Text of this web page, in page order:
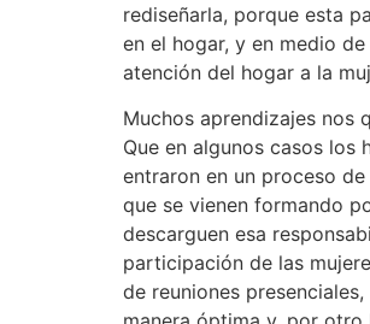
rediseñarla, porque esta
en el hogar, y en medio
atención del hogar a la
Muchos aprendizajes nos
Que en algunos casos
entraron en un proceso
que se vienen formando
descarguen esa
participación de las
de reuniones